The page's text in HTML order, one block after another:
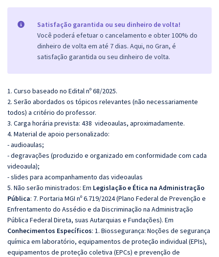
Satisfação garantida ou seu dinheiro de volta!
Você poderá efetuar o cancelamento e obter 100% do
dinheiro de volta em até 7 dias. Aqui, no Gran, é
satisfação garantida ou seu dinheiro de volta.
1. Curso baseado no Edital nº 68/2025.
2. Serão abordados os tópicos relevantes (não necessariamente
todos) a critério do professor.
3. Carga horária prevista: 438 videoaulas, aproximadamente.
4. Material de apoio personalizado:
- audioaulas;
- degravações (produzido e organizado em conformidade com cada
videoaula);
- slides para acompanhamento das videoaulas
5. Não serão ministrados: Em Legislação e Ética na Administração
Pública: 7. Portaria MGI nº 6.719/2024 (Plano Federal de Prevenção e
Enfrentamento do Assédio e da Discriminação na Administração
Pública Federal Direta, suas Autarquias e Fundações). Em
Conhecimentos Específicos: 1. Biossegurança: Noções de segurança
química em laboratório, equipamentos de proteção individual (EPIs),
equipamentos de proteção coletiva (EPCs) e prevenção de